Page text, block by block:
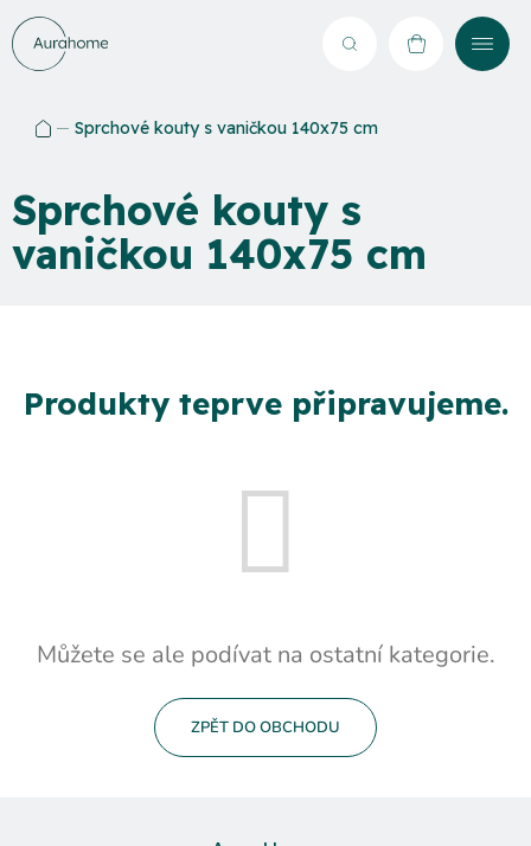
Přejít
na
obsah
Hledat NÁKUPNÍ
Sprchové kouty s vaničkou 140x75 cm
Sprchové kouty s
vaničkou 140x75 cm
Produkty teprve připravujeme.
Můžete se ale podívat na ostatní kategorie.
ZPĚT DO OBCHODU